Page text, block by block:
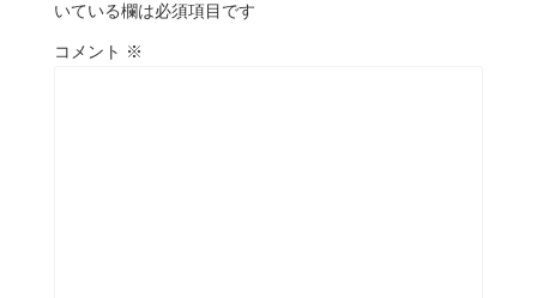
いている欄は必須項目です
コメント ※